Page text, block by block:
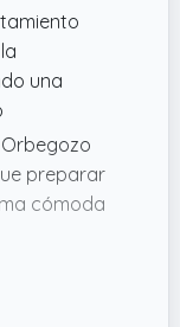
una
preparar
cómoda
que